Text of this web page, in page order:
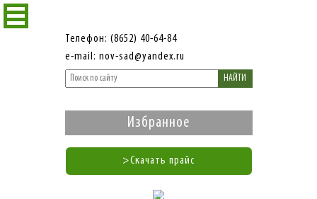
Телефон: (8652) 40-64-84
e-mail: nov-sad@yandex.ru
НАЙТИ
Избранное
>Скачать прайс